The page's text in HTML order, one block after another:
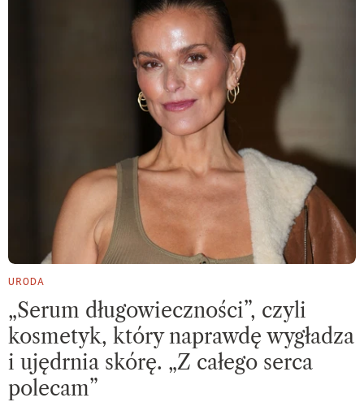
URODA
„Serum długowieczności”, czyli
kosmetyk, który naprawdę wygładza
i ujędrnia skórę. „Z całego serca
polecam”